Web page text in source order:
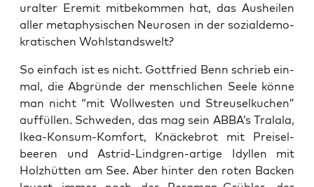
uralter Ere­mit mit­be­kom­men hat, das Aus­hei­len
aller meta­phy­si­schen Neu­ro­sen in der sozi­al­de­mo­
kra­ti­schen Wohlstandswelt?
So ein­fach ist es nicht. Gott­fried Benn schrieb ein­
mal, die Abgrün­de der mensch­li­chen See­le kön­ne
man nicht “mit Woll­wes­ten und Streu­sel­ku­chen”
auf­fül­len. Schwe­den, das mag sein ABBA’s Tra­la­la,
Ikea-Kon­sum-Kom­fort, Knä­cke­brot mit Prei­sel­
bee­ren und Astrid-Lind­gren-arti­ge Idyl­len mit
Holz­hüt­ten am See. Aber hin­ter den roten Backen